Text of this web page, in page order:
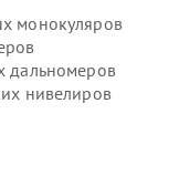
монокуляров
дальномеров
нивелиров